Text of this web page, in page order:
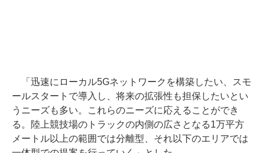
「迅速にローカル5Gネットワークを構築したい、スモ
ールスタートで導入し、将来の拡張性も担保したいとい
うニーズも多い。これらのニーズに応えることができ
る。陸上競技場のトラックの内側の広さとなる1万平方
メートル以上の範囲では分離型、それ以下のエリアでは